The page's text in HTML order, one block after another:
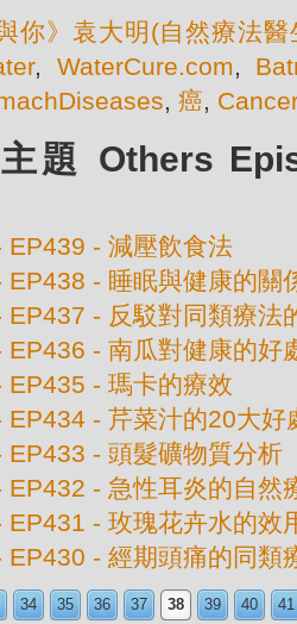
你》袁大明(自然療法醫
, WaterCure.com,
, 癌,
題 Others
EP439 - 減壓飲食法
EP438 - 睡眠與健康的關
EP437 - 反駁對同類療法
EP436 - 南瓜對健康的好
EP435 - 瑪卡的療效
EP434 - 芹菜汁的20大好
EP433 - 頭髮礦物質分析
EP432 - 急性耳炎的自然
EP431 - 玫瑰花卉水的效
EP430 - 經期頭痛的同類
34 35 36 37 38 39 40 41